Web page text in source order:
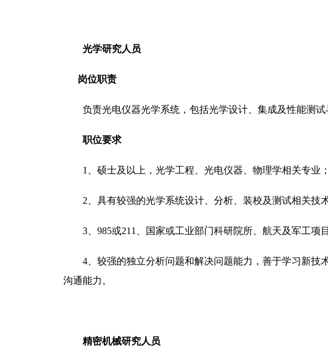
光学研究人员
岗位职责
负责光电仪器光学系统，包括光学设计、集成及性能测试
职位要求
1 、硕士及以上，光学工程、光电仪器、物理学相关专业；
2 、具有较强的光学系统设计、分析、装校及测试相关技
3、 985或211 、国家或工业部门科研院所、航天及军工项
4、较强的独立分析问题和解决问题能力，善于学习新技
沟通能力。
精密机械研究人员